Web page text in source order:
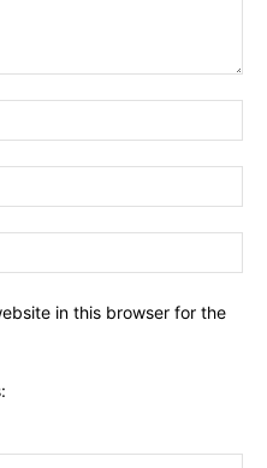
in this browser for the